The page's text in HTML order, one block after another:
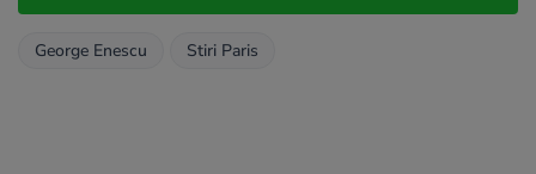
George Enescu Stiri Paris